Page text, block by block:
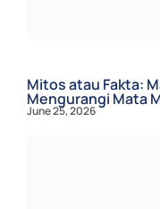
Mitos atau Fakta:
Mengurangi Mata
June 25, 2026